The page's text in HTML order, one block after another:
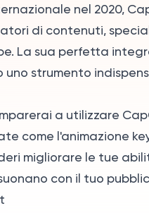
nel 2020,
di contenuti,
La sua perfetta
uno strumento
a utilizzare
come l'animazione
migliorare le tue
con il tuo